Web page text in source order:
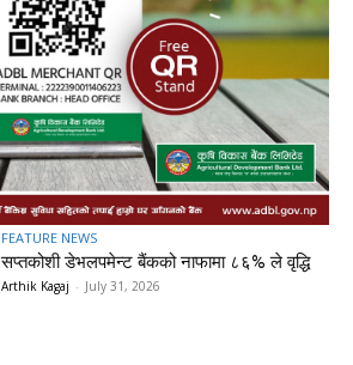
FEATURE NEWS
सप्तकोशी डेभलपमेन्ट बैंकको नाफामा ८६% ले वृद्धि
Arthik Kagaj - July 31, 2026